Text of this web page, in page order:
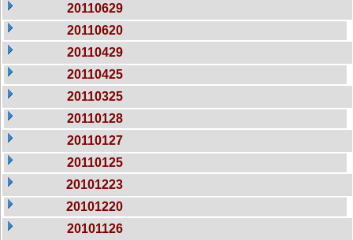
20110629
20110620
20110429
20110425
20110325
20110128
20110127
20110125
20101223
20101220
20101126